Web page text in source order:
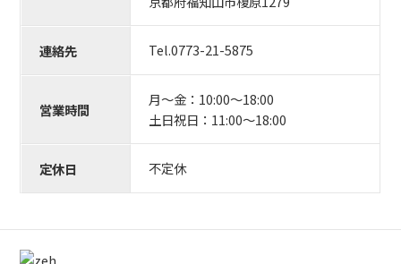
連絡先 Tel.0773-21-5875
営業時間
月〜金：10:00〜18:00
土日祝日：11:00〜18:00
定休日 不定休